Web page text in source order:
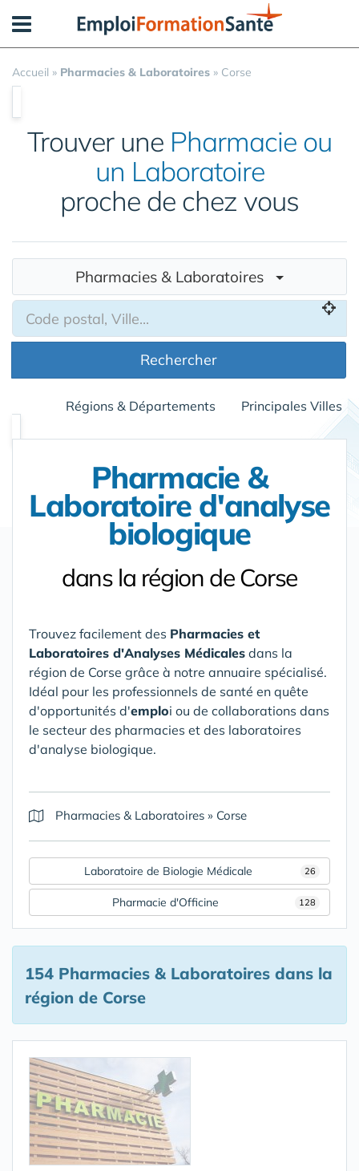
Accueil » Pharmacies & Laboratoires » Corse
Trouver une Pharmacie ou
un Laboratoire
proche de chez vous
Pharmacies & Laboratoires
Rechercher
Régions & Départements Principales Villes
Pharmacie &
Laboratoire d'analyse
biologique
dans la région de Corse
Trouvez facilement des Pharmacies et
Laboratoires d'Analyses Médicales dans la
région de Corse grâce à notre annuaire spécialisé.
Idéal pour les professionnels de santé en quête
d'opportunités d'emploi ou de collaborations dans
le secteur des pharmacies et des laboratoires
d'analyse biologique.
Pharmacies & Laboratoires » Corse
26
Laboratoire de Biologie Médicale
128
Pharmacie d'Officine
154 Pharmacies & Laboratoires dans la
région de Corse